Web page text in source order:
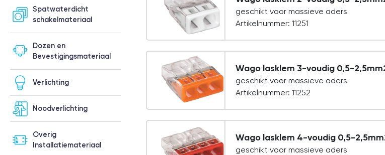
Spatwaterdicht
schakelmateriaal
Dozen en
Bevestigingsmateriaal
Verlichting
Noodverlichting
Overig
Installatiemateriaal
geschikt voor massieve aders
Artikelnummer: 11251
Wago lasklem 3-voudig 0,5-
geschikt voor massieve aders
Artikelnummer: 11252
Wago lasklem 4-voudig 0,5-
geschikt voor massieve aders